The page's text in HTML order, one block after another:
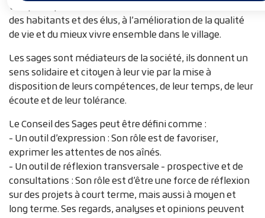
i
a
n
e
temps, ils peuvent contribuer aux côtés des associations
des habitants et des élus, à l’amélioration de la qualité
de vie et du mieux vivre ensemble dans le village.
Les sages sont médiateurs de la société, ils donnent un
sens solidaire et citoyen à leur vie par la mise à
disposition de leurs compétences, de leur temps, de leur
écoute et de leur tolérance.
Le Conseil des Sages peut être défini comme :
- Un outil d’expression : Son rôle est de favoriser,
exprimer les attentes de nos aînés.
- Un outil de réflexion transversale - prospective et de
consultations : Son rôle est d’être une force de réflexion
sur des projets à court terme, mais aussi à moyen et
long terme. Ses regards, analyses et opinions peuvent